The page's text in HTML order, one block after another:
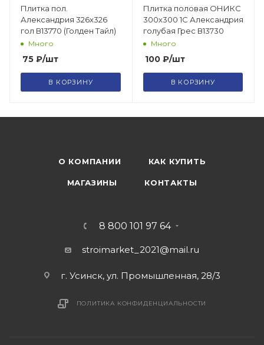
Плитка пол.
Александрия 326х326
гол В13770 (Голден Тайл)
Много
75 ₽/шт
В КОРЗИНУ
Плитка половая ОНИКС
300х300 1С Александрия
голубая Грес В13730
Много
100₽/шт
В КОРЗИНУ
О КОМПАНИИ КАК КУПИТЬ
МАГАЗИНЫ КОНТАКТЫ
8 800 101 97 64
stroimarket_2021@mail.ru
г. Усинск, ул. Промышленная, 28/3
ПОЛИТИКА КОНФИДЕНЦИАЛЬНОСТИ